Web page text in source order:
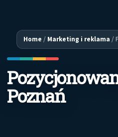
Home / Marketing i reklama /
Poznań